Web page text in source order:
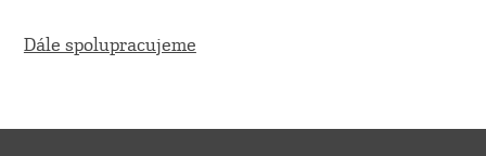
Dále spolupracujeme